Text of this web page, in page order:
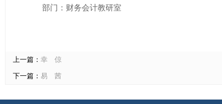
部门：财务会计教研室
上一篇： 幸 倞
下一篇： 易 茜